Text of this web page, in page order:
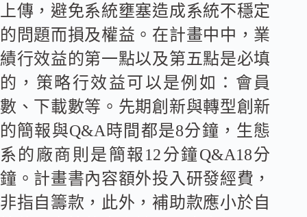
上傳，避免系統壅塞造成系統不穩定
的問題而損及權益。在計畫中中，業
績行效益的第一點以及第五點是必填
的，策略行效益可以是例如：會員
數、下載數等。先期創新與轉型創新
的簡報與Q&A時間都是8分鐘，生態
系的廠商則是簡報12分鐘Q&A18分
鐘。計畫書內容額外投入研發經費，
非指自籌款，此外，補助款應小於自